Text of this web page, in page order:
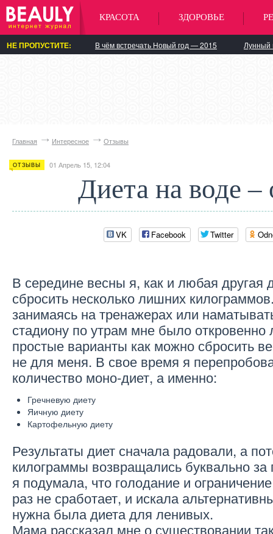
КРАСОТА ЗДОРОВЬЕ
НЕ ПРОПУСТИТЕ: В чём встречать Новый год — 2015 Лунный
Главная Интересное Отзывы
ОТЗЫВЫ 01 Апрель 15, 12:04
Диета на воде –
VK Facebook Twitter
В середине весны я, как и любая другая
сбросить несколько лишних
занимаясь на тренажерах или
стадиону по утрам мне было откровенно
простые варианты как можно сбросить
не для меня. В свое время я
количество моно-диет, а именно:
Гречневую диету
Яичную диету
Картофельную диету
Результаты диет сначала радовали, а
килограммы возвращались буквально
я подумала, что голодание и
раз не сработает, и искала
нужна была диета для ленивых.
Мама рассказал мне о существовании